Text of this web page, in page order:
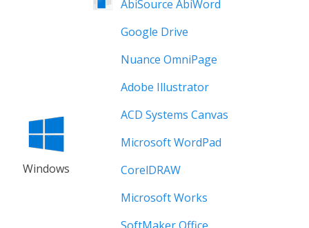
Windows
AbiSource AbiWord
Google Drive
Nuance OmniPage
Adobe Illustrator
ACD Systems Canvas
Microsoft WordPad
CorelDRAW
Microsoft Works